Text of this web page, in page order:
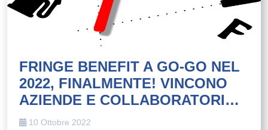
FRINGE BENEFIT A GO-GO NEL
2022, FINALMENTE! VINCONO
AZIENDE E COLLABORATORI…
10 Ottobre 2022